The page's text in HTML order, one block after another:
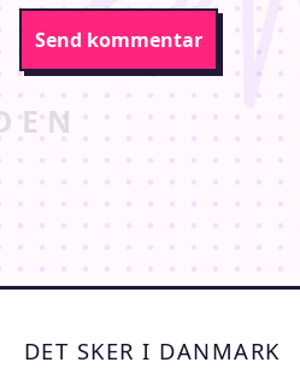
DET SKER I DANMARK